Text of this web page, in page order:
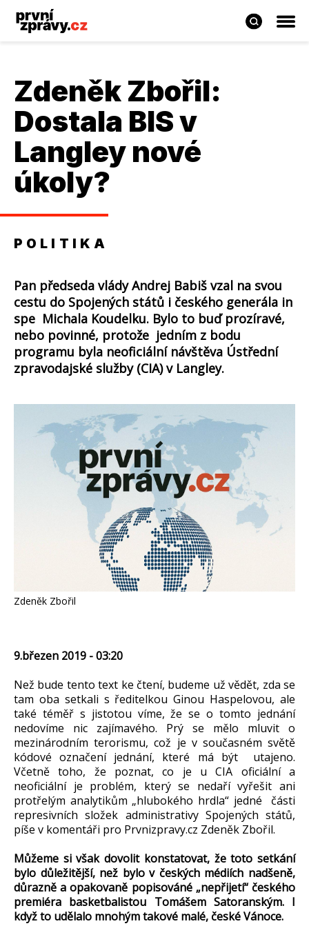
Zdeněk Zbořil:
Dostala BIS v
Langley nové
úkoly?
POLITIKA
Pan předseda vlády Andrej Babiš vzal na svou
cestu do Spojených států i českého generála in
spe Michala Koudelku. Bylo to buď prozíravé,
nebo povinné, protože jedním z bodu
programu byla neoficiální návštěva Ústřední
zpravodajské služby (CIA) v Langley.
Zdeněk Zbořil
9.březen 2019 - 03:20
Než bude tento text ke čtení, budeme už vědět, zda se
tam oba setkali s ředitelkou Ginou Haspelovou, ale
také téměř s jistotou víme, že se o tomto jednání
nedovíme nic zajímavého. Prý se mělo mluvit o
mezinárodním terorismu, což je v současném světě
kódové označení jednání, které má být utajeno.
Včetně toho, že poznat, co je u CIA oficiální a
neoficiální je problém, který se nedaří vyřešit ani
protřelým analytikům „hlubokého hrdla“ jedné části
represivních složek administrativy Spojených států,
píše v komentáři pro Prvnizpravy.cz Zdeněk Zbořil.
Můžeme si však dovolit konstatovat, že toto setkání
bylo důležitější, než bylo v českých médiích nadšeně,
důrazně a opakovaně popisováné „nepřijetí“ českého
premiéra basketbalistou Tomášem Satoranským. I
když to udělalo mnohým takové malé, české Vánoce.